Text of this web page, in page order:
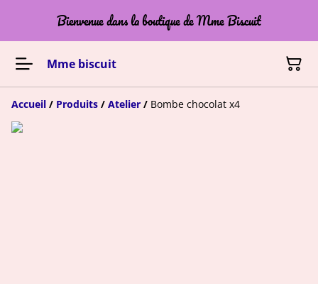
Bienvenue dans la boutique de Mme Biscuit
Mme biscuit
Accueil / Produits / Atelier / Bombe chocolat x4